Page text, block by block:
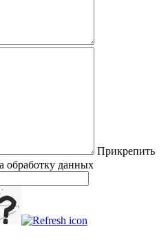
Прикрепить
обработку данных